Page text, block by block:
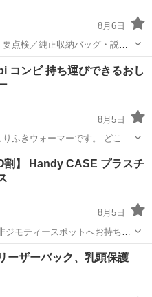
8月6日
要点検／純正収納バッグ・説明
などの使用感があります。 **■
たたみ自転車 それなり
コンビ 持ち運びできるおし
8月5日
ふきウォーマーです。 どこで
もオムツ替えの際に暖かいま
ー用品
割】 Handy CASE プラスチ
8月5日
ティースポットへお持ち込
・レジャー用品、こども用品、
・DVDなどが無料でまとめて持
ット
ーザーバック、乳頭保護